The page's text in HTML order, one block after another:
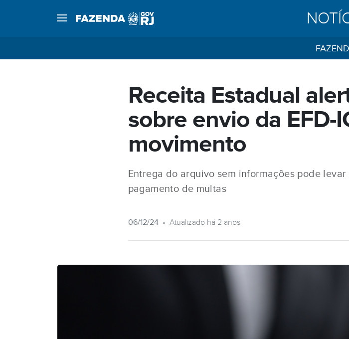
Receita Estadual
sobre envio da EFD-
movimento
Entrega do arquivo sem informações pode
pagamento de multas
06/12/24 • Atualizado há 2 anos